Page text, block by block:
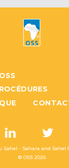
- Sahara and Sahel
© OSS 2026